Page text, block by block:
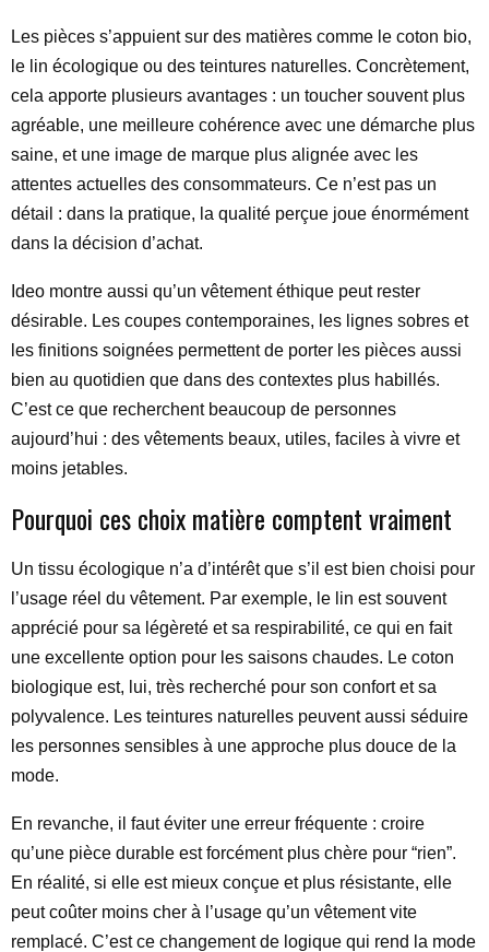
Les pièces s’appuient sur des matières comme le coton bio,
le lin écologique ou des teintures naturelles. Concrètement,
cela apporte plusieurs avantages : un toucher souvent plus
agréable, une meilleure cohérence avec une démarche plus
saine, et une image de marque plus alignée avec les
attentes actuelles des consommateurs. Ce n’est pas un
détail : dans la pratique, la qualité perçue joue énormément
dans la décision d’achat.
Ideo montre aussi qu’un vêtement éthique peut rester
désirable. Les coupes contemporaines, les lignes sobres et
les finitions soignées permettent de porter les pièces aussi
bien au quotidien que dans des contextes plus habillés.
C’est ce que recherchent beaucoup de personnes
aujourd’hui : des vêtements beaux, utiles, faciles à vivre et
moins jetables.
Pourquoi ces choix matière comptent vraiment
Un tissu écologique n’a d’intérêt que s’il est bien choisi pour
l’usage réel du vêtement. Par exemple, le lin est souvent
apprécié pour sa légèreté et sa respirabilité, ce qui en fait
une excellente option pour les saisons chaudes. Le coton
biologique est, lui, très recherché pour son confort et sa
polyvalence. Les teintures naturelles peuvent aussi séduire
les personnes sensibles à une approche plus douce de la
mode.
En revanche, il faut éviter une erreur fréquente : croire
qu’une pièce durable est forcément plus chère pour “rien”.
En réalité, si elle est mieux conçue et plus résistante, elle
peut coûter moins cher à l’usage qu’un vêtement vite
remplacé. C’est ce changement de logique qui rend la mode